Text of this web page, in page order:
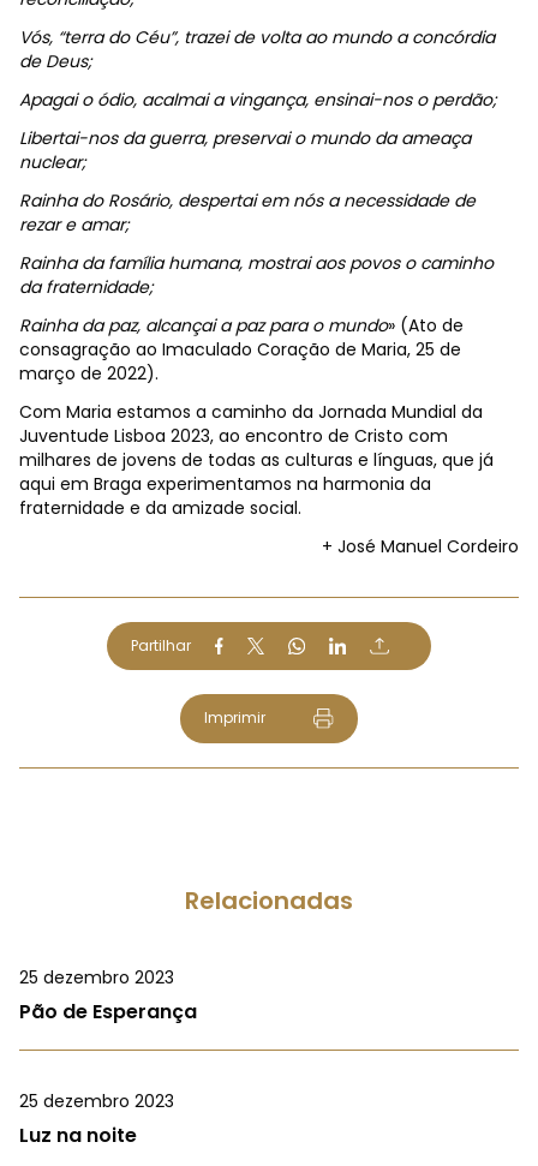
Vós, “terra do Céu”, trazei de volta ao mundo a concórdia
de Deus;
Apagai o ódio, acalmai a vingança, ensinai-nos o perdão;
Libertai-nos da guerra, preservai o mundo da ameaça
nuclear;
Rainha do Rosário, despertai em nós a necessidade de
rezar e amar;
Rainha da família humana, mostrai aos povos o caminho
da fraternidade;
Rainha da paz, alcançai a paz para o mundo» (Ato de
consagração ao Imaculado Coração de Maria, 25 de
março de 2022).
Com Maria estamos a caminho da Jornada Mundial da
Juventude Lisboa 2023, ao encontro de Cristo com
milhares de jovens de todas as culturas e línguas, que já
aqui em Braga experimentamos na harmonia da
fraternidade e da amizade social.
+ José Manuel Cordeiro
Partilhar
Imprimir
Relacionadas
25 dezembro 2023
Pão de Esperança
25 dezembro 2023
Luz na noite